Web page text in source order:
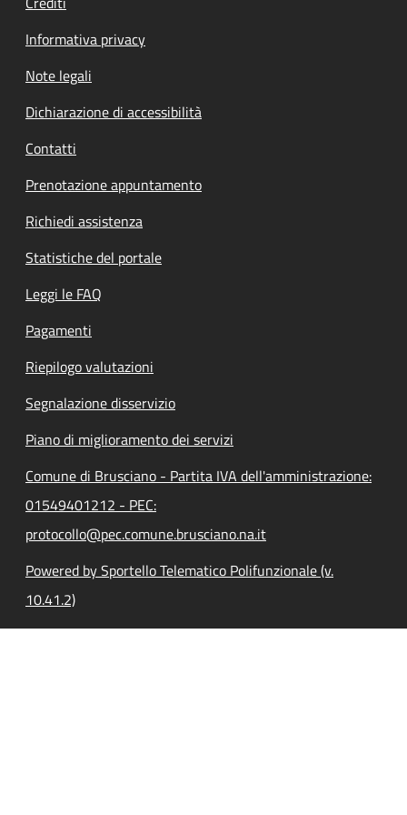
Informativa privacy
Note legali
Dichiarazione di accessibilità
Contatti
Prenotazione appuntamento
Richiedi assistenza
Statistiche del portale
Leggi le FAQ
Pagamenti
Riepilogo valutazioni
Segnalazione disservizio
Piano di miglioramento dei servizi
Comune di Brusciano - Partita IVA dell'amministrazione:
01549401212 - PEC:
protocollo@pec.comune.brusciano.na.it
Powered by Sportello Telematico Polifunzionale (v.
10.41.2)